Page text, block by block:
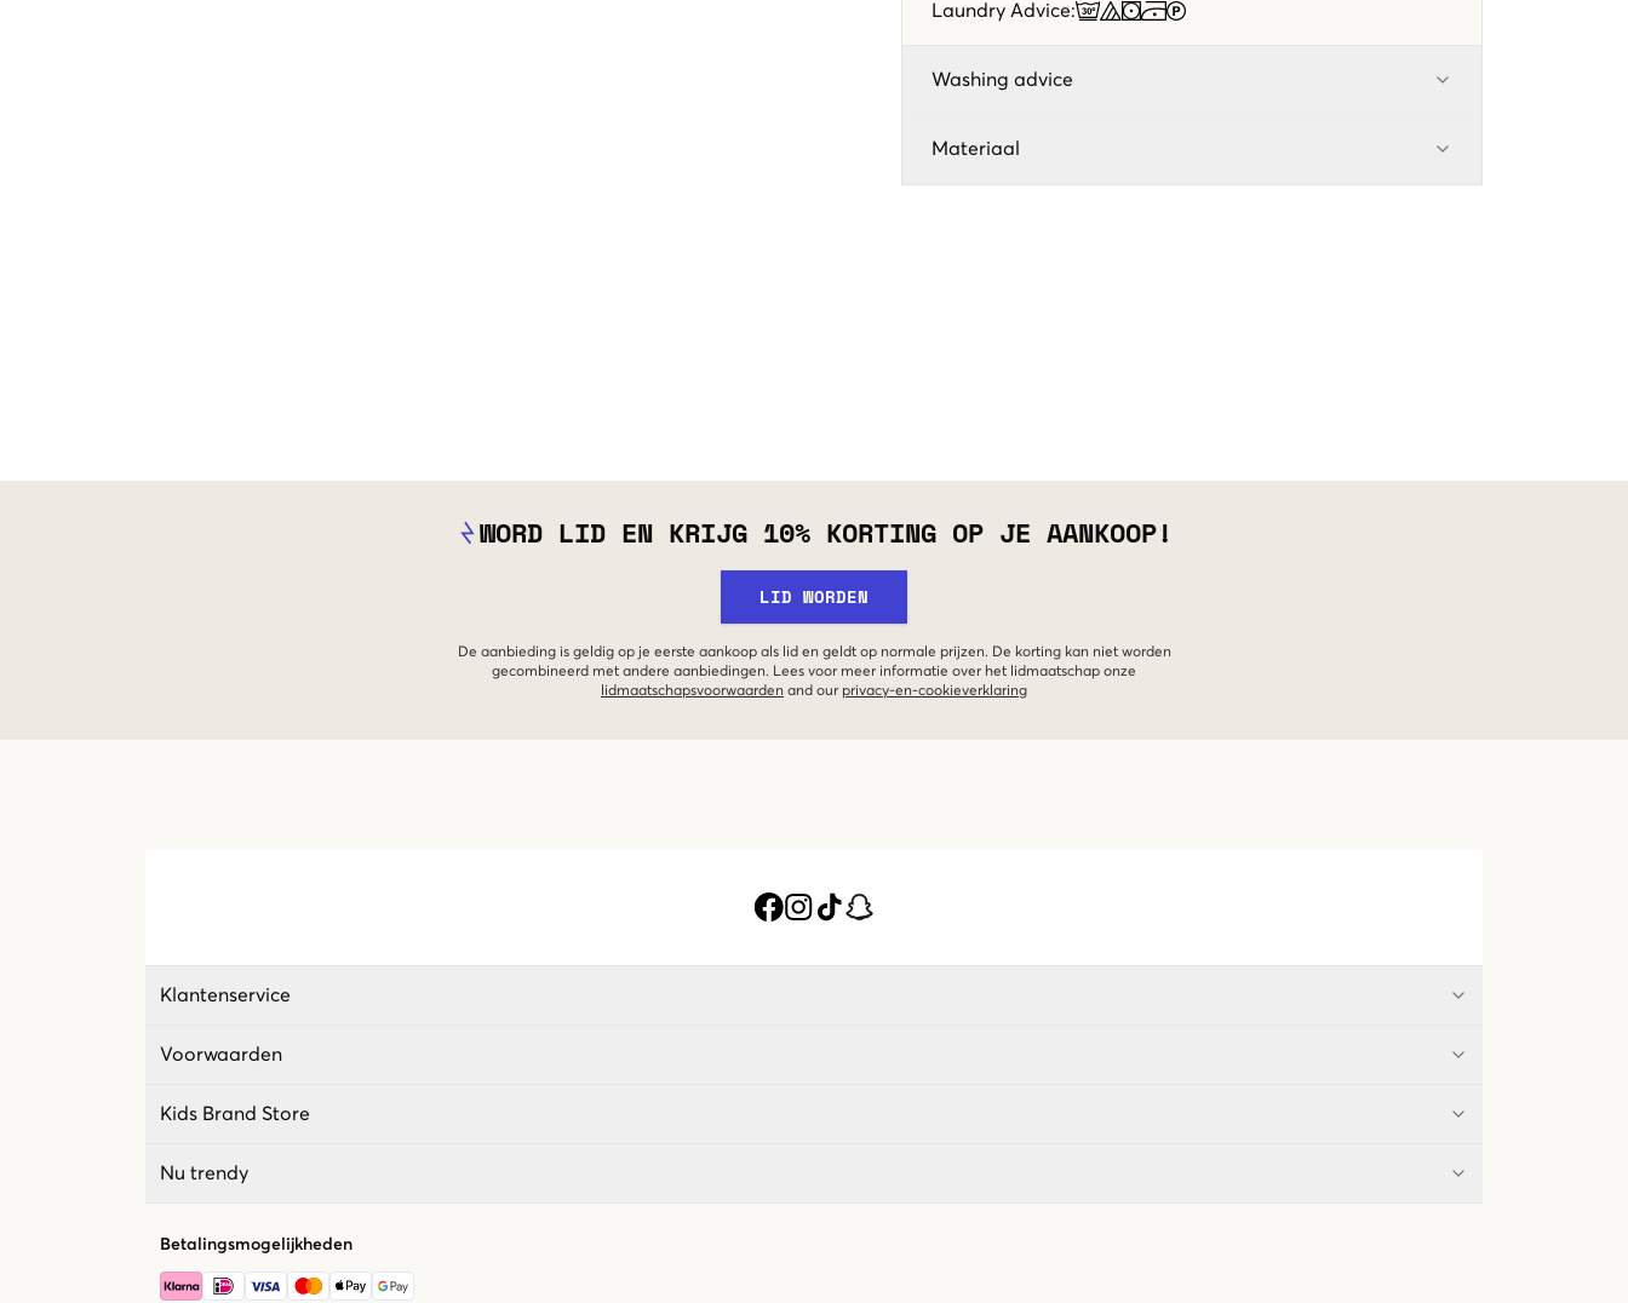
Laundry Advice:
Washing advice
Materiaal
WORD LID EN KRIJG 10% KORTING OP JE AANKOOP!
LID WORDEN
De aanbieding is geldig op je eerste aankoop als lid en geldt op normale prijzen. De korting kan niet worden
gecombineerd met andere aanbiedingen. Lees voor meer informatie over het lidmaatschap onze
lidmaatschapsvoorwaarden and our privacy-en-cookieverklaring
Klantenservice
Voorwaarden
Kids Brand Store
Nu trendy
Betalingsmogelijkheden